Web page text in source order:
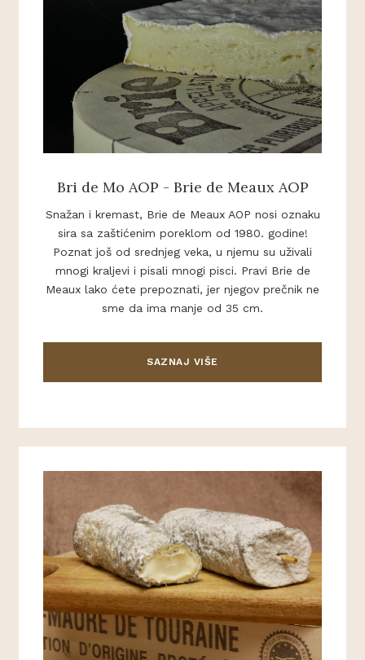
Bri de Mo AOP - Brie de Meaux AOP
Snažan i kremast, Brie de Meaux AOP nosi oznaku
sira sa zaštićenim poreklom od 1980. godine!
Poznat još od srednjeg veka, u njemu su uživali
mnogi kraljevi i pisali mnogi pisci. Pravi Brie de
Meaux lako ćete prepoznati, jer njegov prečnik ne
sme da ima manje od 35 cm.
SAZNAJ VIŠE